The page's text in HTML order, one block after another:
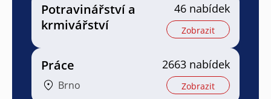
Potravinářství a
krmivářství
46 nabídek
Zobrazit
Práce
Brno
2663 nabídek
Zobrazit